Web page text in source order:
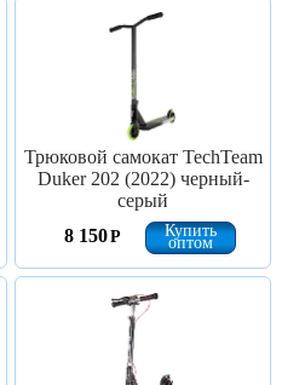
Трюковой самокат TechTeam
Duker 202 (2022) черный-
серый
8 150Р Купить
оптом